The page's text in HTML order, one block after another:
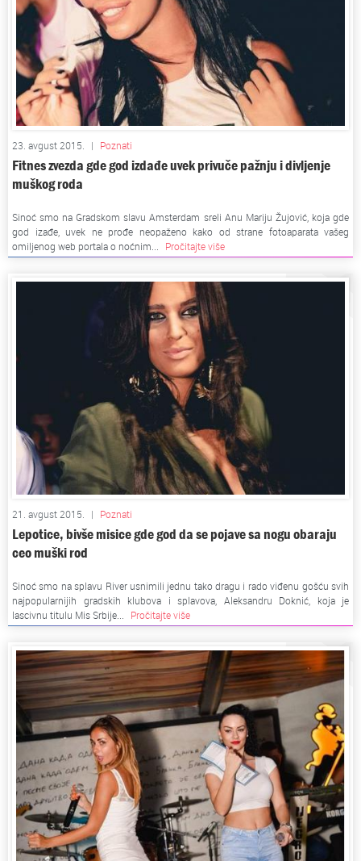
23. avgust 2015. | Poznati
Fitnes zvezda gde god izdađe uvek privuče pažnju i divljenje
muškog roda
Sinoć smo na Gradskom slavu Amsterdam sreli Anu Mariju Žujović, koja gde
god izađe, uvek ne prođe neopaženo kako od strane fotoaparata vašeg
omiljenog web portala o noćnim...
Pročitajte više
21. avgust 2015. | Poznati
Lepotice, bivše misice gde god da se pojave sa nogu obaraju
ceo muški rod
Sinoć smo na splavu River usnimili jednu tako dragu i rado viđenu gošću svih
najpopularnijih gradskih klubova i splavova, Aleksandru Doknić, koja je
lascivnu titulu Mis Srbije...
Pročitajte više